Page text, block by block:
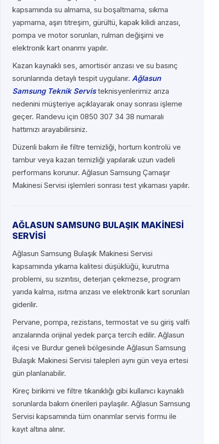
kapsamında su almama, su boşaltmama, sıkma
yapmama, aşırı titreşim, gürültü, kapak kilidi arızası,
pompa ve motor sorunları, rulman değişimi ve
elektronik kart onarımı yapılır.
Kazan kaynaklı ses, amortisör arızası ve su basınç
sorunlarında detaylı tespit uygulanır. Ağlasun
Samsung Teknik Servisteknisyenlerimiz arıza
nedenini müşteriye açıklayarak onay sonrası işleme
geçer. Randevu için 0850 307 34 38 numaralı
hattımızı arayabilirsiniz.
Düzenli bakım ile filtre temizliği, hortum kontrolü ve
tambur veya kazan temizliği yapılarak uzun vadeli
performans korunur. Ağlasun Samsung Çamaşır
Makinesi Servisi işlemleri sonrası test yıkaması yapılır.
AĞLASUN SAMSUNG BULAŞIK MAKİNESİ
SERVİSİ
Ağlasun Samsung Bulaşık Makinesi Servisi
kapsamında yıkama kalitesi düşüklüğü, kurutma
problemi, su sızıntısı, deterjan çekmezse, program
yarıda kalma, ısıtma arızası ve elektronik kart sorunları
giderilir.
Pervane, pompa, rezistans, termostat ve su giriş valfi
arızalarında orijinal yedek parça tercih edilir. Ağlasun
ilçesi ve Burdur geneli bölgesinde Ağlasun Samsung
Bulaşık Makinesi Servisi talepleri aynı gün veya ertesi
gün planlanabilir.
Kireç birikimi ve filtre tıkanıklığı gibi kullanıcı kaynaklı
sorunlarda bakım önerileri paylaşılır. Ağlasun Samsung
Servisi kapsamında tüm onarımlar servis formu ile
kayıt altına alınır.